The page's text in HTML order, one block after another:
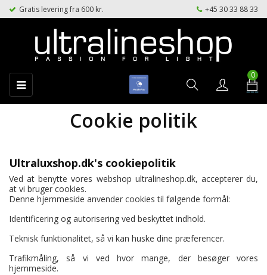
Gratis levering fra 600 kr. +45 30 33 88 33
Toggle
navigation
☰
0
Cookie politik
Ultraluxshop.dk's cookiepolitik
Ved at benytte vores webshop ultralineshop.dk, accepterer du,
at vi bruger cookies.
Denne hjemmeside anvender cookies til følgende formål:
Identificering og autorisering ved beskyttet indhold.
Teknisk funktionalitet, så vi kan huske dine præferencer.
Trafikmåling, så vi ved hvor mange, der besøger vores
hjemmeside.